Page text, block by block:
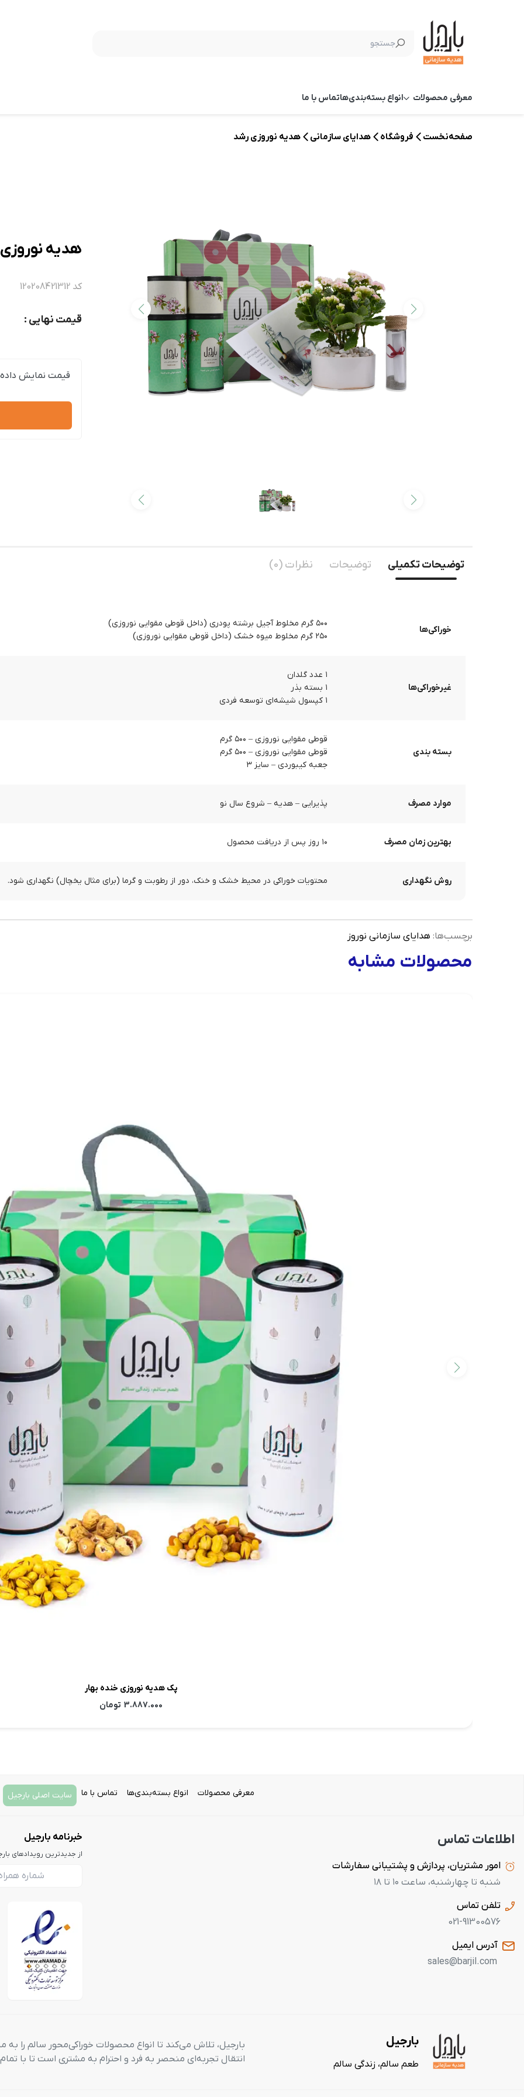
معرفی محصولات انواع بسته‌بندی‌هاتماس با ما
صفحه‌نخست فروشگاه هدایای سازمانی هدیه نوروزی رشد
هدیه
کد 120208421312
قیمت نهایی :
قیمت نمایش
توضیحات تکمیلی توضیحات نظرات (0)
خوراکی‌ها
۵۰۰ گرم مخلوط آجیل برشته پودری (داخل قوطی مقوایی نوروزی)
۲۵۰ گرم مخلوط میوه خشک (داخل قوطی مقوایی نوروزی)
غیرخوراکی‌ها
۱ عدد گلدان
۱ بسته بذر
۱ کپسول شیشه‌ای توسعه فردی
بسته بندی
قوطی مقوایی نوروزی – ۵۰۰ گرم
قوطی مقوایی نوروزی – ۵۰۰ گرم
جعبه کیبوردی – سایز ۳
موارد مصرف پذیرایی – هدیه – شروع سال نو
بهترین زمان مصرف ۱۰ روز پس از دریافت محصول
روش نگهداری محتویات خوراکی در محیط خشک و خنک، دور از رطوبت و گرما (برای مثال یخچال) نگهداری شود.
برچسب‌ها: هدایای سازمانی نوروز
محصولات مشابه
پک هدیه نوروزی خنده بهار
3.887.000 تومان
معرفی محصولات انواع بسته‌بندی‌ها تماس با ما سایت اصلی بارجیل
اطلاعات تماس
امور مشتریان، پردازش و پشتیبانی سفارشات
شنبه تا چهارشنبه، ساعت ۱۰ تا ۱۸
تلفن تماس
021-91300576
آدرس ایمیل
sales@barjil.com
خبرنامه بارجیل
از جدیدترین رویدادهای
بارجیل
طعم سالم، زندگی سالم
بارجیل، تلاش می‌کند تا انواع محصولات خوراکی‌محور سالم را
انتقال تجربه‌ای منحصر به فرد و احترام به مشتری است تا با